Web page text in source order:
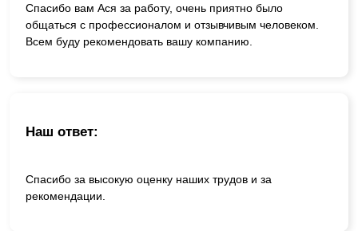
Спасибо вам Ася за работу, очень приятно было
общаться с профессионалом и отзывчивым человеком.
Всем буду рекомендовать вашу компанию.
Наш ответ:
Спасибо за высокую оценку наших трудов и за
рекомендации.